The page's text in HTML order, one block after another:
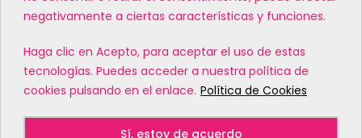
negativamente a ciertas características y funciones.
Haga clic en Acepto, para aceptar el uso de estas
tecnologías. Puedes acceder a nuestra política de
cookies pulsando en el enlace. Política de Cookies
Sí, estoy de acuerdo
Instagram
Youtube
Linkedin